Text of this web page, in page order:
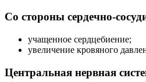
Со стороны сердечно-
учащенное сердцебиение;
увеличение кровяного
Центральная нервная